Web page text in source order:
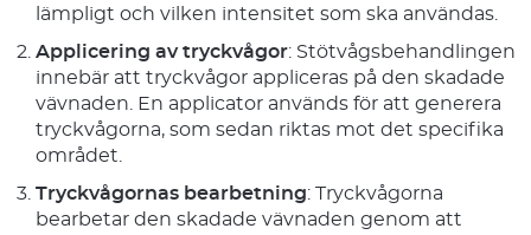
lämpligt och vilken intensitet som ska användas.
Applicering av tryckvågor: Stötvågsbehandlingen
innebär att tryckvågor appliceras på den skadade
vävnaden. En applicator används för att generera
tryckvågorna, som sedan riktas mot det specifika
området.
Tryckvågornas bearbetning: Tryckvågorna
bearbetar den skadade vävnaden genom att